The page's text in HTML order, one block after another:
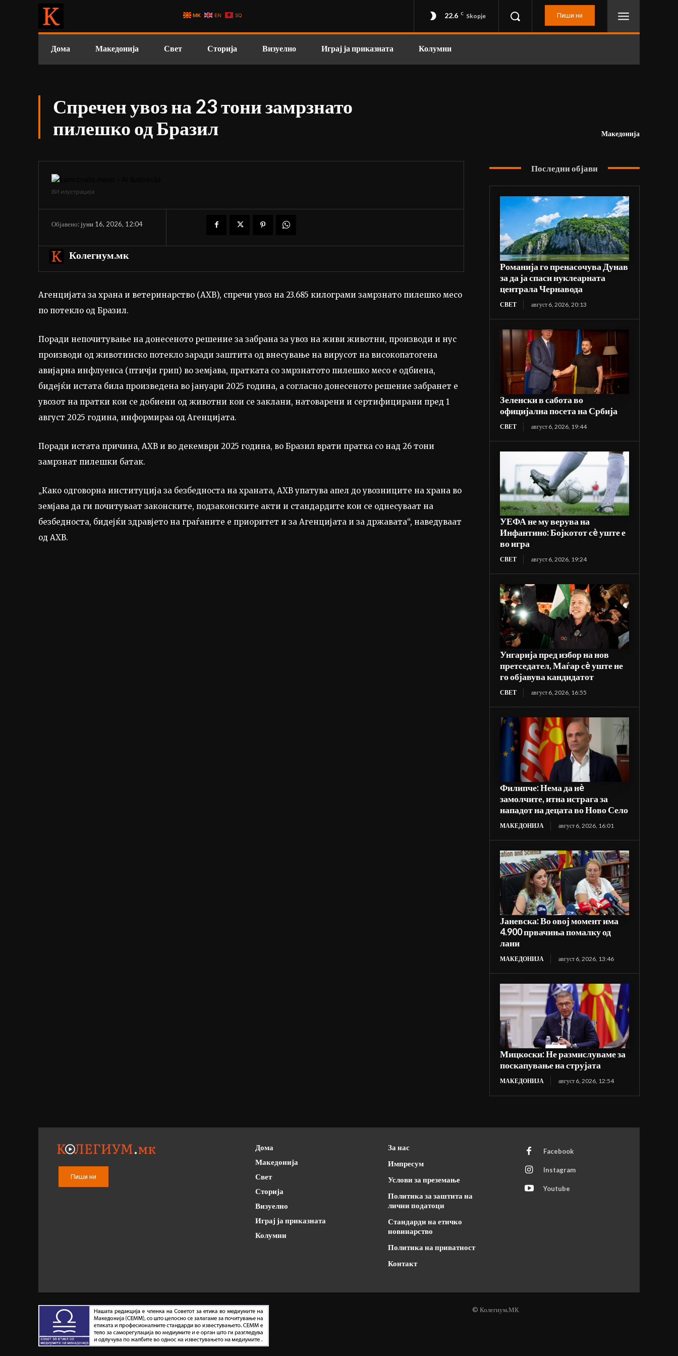
22.6 C Skopje Пиши ни
Дома Македонија Свет Сторија Визуелно Играј ја приказната Колумни
Спречен увоз на 23 тони замрзнато
пилешко од Бразил
Македонија
ВИ илустрација
Објавено:јуни 16, 2026, 12:04
Колегиум.мк
Агенцијата за храна и ветеринарство (АХВ), спречи увоз на 23.685 килограми замрзнато пилешко месо
по потекло од Бразил.
Поради непочитување на донесеното решение за забрана за увоз на живи животни, производи и нус
производи од животинско потекло заради заштита од внесување на вирусот на високопатогена
авијарна инфлуенса (птичји грип) во земјава, пратката со змрзнатото пилешко месо е одбиена,
бидејќи истата била произведена во јануари 2025 година, а согласно донесеното решение забранет е
увозот на пратки кои се добиени од животни кои се заклани, натоварени и сертифицирани пред 1
август 2025 година, информираа од Агенцијата.
Поради истата причина, АХВ и во декември 2025 година, во Бразил врати пратка со над 26 тони
замрзнат пилешки батак.
„Како одговорна институција за безбедноста на храната, АХВ упатува апел до увозниците на храна во
земјава да ги почитуваат законските, подзаконските акти и стандардите кои се однесуваат на
безбедноста, бидејќи здравјето на граѓаните е приоритет и за Агенцијата и за државата“, наведуваат
од АХВ.
Последни објави
Романија го пренасочува Дунав
за да ја спаси нуклеарната
централа Чернавода
СВЕТ август 6, 2026, 20:13
Зеленски в сабота во
официјална посета на Србија
СВЕТ август 6, 2026, 19:44
УЕФА не му верува на
Инфантино: Бојкотот сè уште е
во игра
СВЕТ август 6, 2026, 19:24
Унгарија пред избор на нов
претседател, Маѓар сè уште не
го објавува кандидатот
СВЕТ август 6, 2026, 16:55
Филипче: Нема да нè
замолчите, итна истрага за
нападот на децата во Ново Село
МАКЕДОНИЈА август 6, 2026, 16:01
Јаневска: Во овој момент има
4.900 првачиња помалку од
лани
МАКЕДОНИЈА август 6, 2026, 13:46
Мицкоски: Не размислуваме за
поскапување на струјата
МАКЕДОНИЈА август 6, 2026, 12:54
Пиши ни
Дома
Македонија
Свет
Сторија
Визуелно
Играј ја приказната
Колумни
За нас
Импресум
Услови за преземање
Политика за заштита на
лични податоци
Стандарди на етичко
новинарство
Политика на приватност
Контакт
Facebook
Instagram
Youtube
© Колегиум.МК
MK EN SQ